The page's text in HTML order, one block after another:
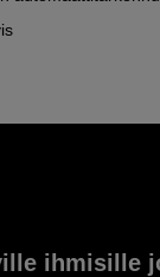
ihmisille